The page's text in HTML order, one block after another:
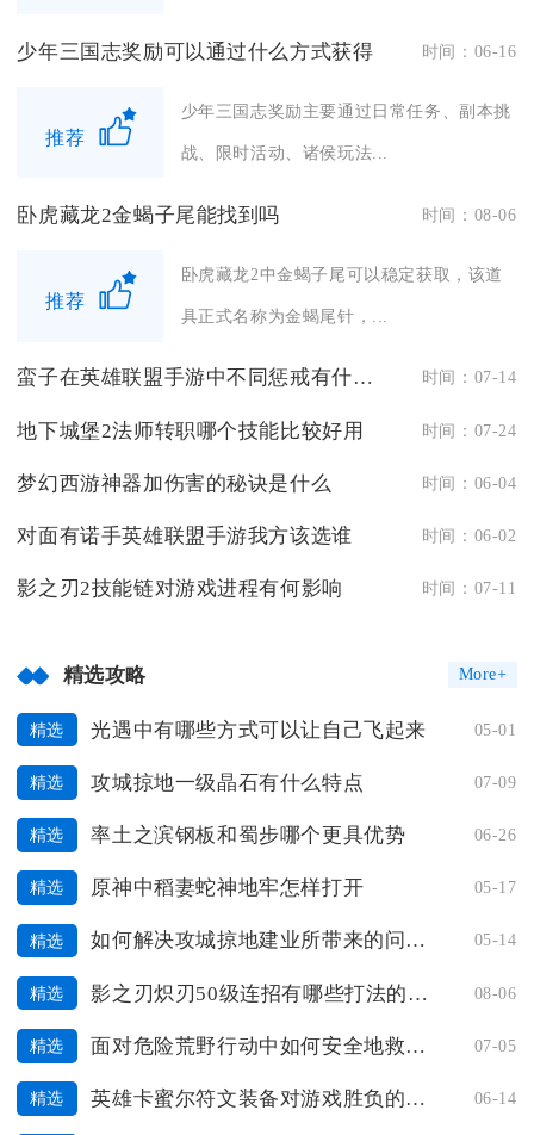
少年三国志奖励可以通过什么方式获得 时间：06-16
推荐
少年三国志奖励主要通过日常任务、副本挑
战、限时活动、诸侯玩法...
卧虎藏龙2金蝎子尾能找到吗 时间：08-06
推荐
卧虎藏龙2中金蝎子尾可以稳定获取，该道
具正式名称为金蝎尾针，...
蛮子在英雄联盟手游中不同惩戒有什么区别 时间：07-14
地下城堡2法师转职哪个技能比较好用 时间：07-24
梦幻西游神器加伤害的秘诀是什么 时间：06-04
对面有诺手英雄联盟手游我方该选谁 时间：06-02
影之刃2技能链对游戏进程有何影响 时间：07-11
精选攻略 More+
精选 光遇中有哪些方式可以让自己飞起来 05-01
精选 攻城掠地一级晶石有什么特点 07-09
精选 率土之滨钢板和蜀步哪个更具优势 06-26
精选 原神中稻妻蛇神地牢怎样打开 05-17
精选 如何解决攻城掠地建业所带来的问题诸葛靓 05-14
精选 影之刃炽刃50级连招有哪些打法的建议 08-06
精选 面对危险荒野行动中如何安全地救援队友 07-05
精选 英雄卡蜜尔符文装备对游戏胜负的影响 06-14